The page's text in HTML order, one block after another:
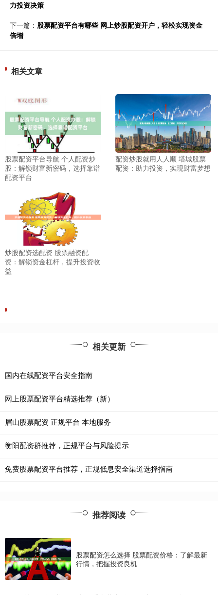
力投资决策
下一篇： 股票配资平台有哪些 网上炒股配资开户，轻松实现资金
倍增
相关文章
股票配资平台导航 个人配资炒
股：解锁财富新密码，选择靠谱
配资平台
配资炒股就用人人顺 塔城股票
配资：助力投资，实现财富梦想
炒股配资选配资 股票融资配
资：解锁资金杠杆，提升投资收
益
相关更新
国内在线配资平台安全指南
网上股票配资平台精选推荐（新）
眉山股票配资 正规平台 本地服务
衡阳配资群推荐，正规平台与风险提示
免费股票配资平台推荐，正规低息安全渠道选择指南
推荐阅读
股票配资怎么选择 股票配资价格：了解最新
行情，把握投资良机